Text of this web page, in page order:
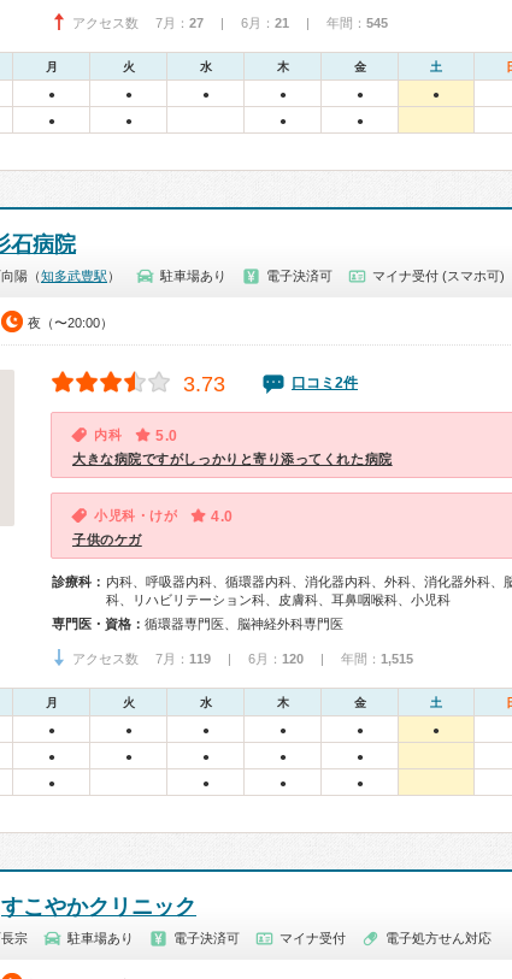
アクセス数 7月： 27 | 6月： 21 | 年間： 545
月 火 水 木 金 土
● ● ● ● ● ●
● ● ● ●
石病院
陽（知多武豊駅 ） 駐車場あり 電子決済可 マイナ受付 (スマホ可)
夜（〜20:00）
3.73 口コミ2件
内科 5.0
大きな病院ですがしっかりと寄り添ってくれた病院
小児科・けが 4.0
子供のケガ
診療科： 内科、呼吸器内科、循環器内科、消化器内科、外科、消化器外科、
科、リハビリテーション科、皮膚科、耳鼻咽喉科、小児科
専門医・資格： 循環器専門医、脳神経外科専門医
アクセス数 7月： 119 | 6月： 120 | 年間： 1,515
月 火 水 木 金 土
● ● ● ● ● ●
● ● ● ● ●
● ● ● ●
すこやかクリニック
宗 駐車場あり 電子決済可 マイナ受付 電子処方せん対応